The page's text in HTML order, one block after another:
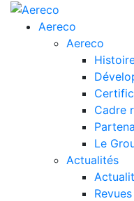
Aereco
Aereco
Cadre
Le
Actualités